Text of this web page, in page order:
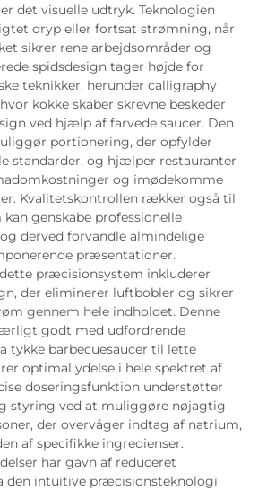
det visuelle udtryk. Teknologien
dryp eller fortsat strømning, når
sikrer rene arbejdsområder og
spidsdesign tager højde for
teknikker, herunder calligraphy
kokke skaber skrevne beskeder
ved hjælp af farvede saucer. Den
portionering, der opfylder
standarder, og hjælper restauranter
og imødekomme
Kvalitetskontrollen rækker også til
genskabe professionelle
derved forvandle almindelige
præsentationer.
præcisionsystem inkluderer
der eliminerer luftbobler og sikrer
gennem hele indholdet. Denne
godt med udfordrende
tykke barbecuesaucer til lette
optimal ydelse i hele spektret af
doseringsfunktion understøtter
styring ved at muliggøre nøjagtig
der overvåger indtag af natrium,
af specifikke ingredienser.
har gavn af reduceret
den intuitive præcisionsteknologi